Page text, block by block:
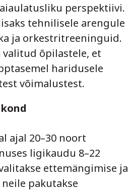
perspektiivi.
tehnilisele arengule
ja orkestritreeninguid.
õpilastele, et
haridusele
võimalustest.
ajal 20–30 noort
ligikaudu 8–22
ettemängimise ja
pakutakse